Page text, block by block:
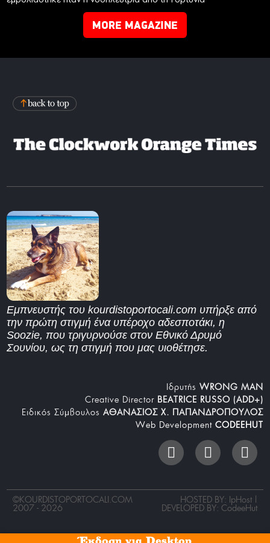
MORE MAGAZINE
Εμπνευστής του kourdistoportocali.com υπήρξε από
την πρώτη στιγμή ένα υπέροχο αδεσποτάκι, η
Soozie, που τριγυρνούσε στον Εθνικό Δρυμό
Σουνίου, ως τη στιγμή που μας υιοθέτησε.
Iδρυτής WRONG MAN
Creative Director BEATRICE RUSSO (ADD+)
Ειδικός Σύμβουλος ΑΘΑΝΑΣΙΟΣ Χ. ΠΑΠΑΝΔΡΟΠΟΥΛΟΣ
Web Development CODEEHUT
©KOURDISTOPORTOCALI.COM
2007 - 2026
HOSTED BY: IpHost |
DEVELOPED BY: CodeeHut